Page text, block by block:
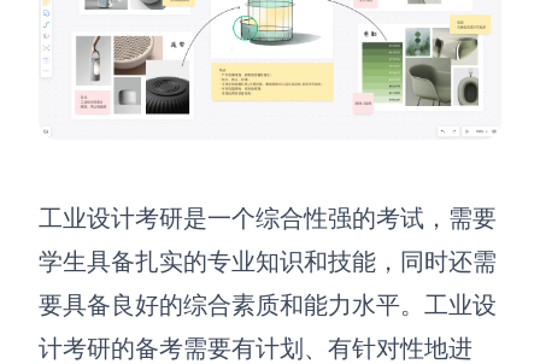
工业设计考研是一个综合性强的考试，需要
学生具备扎实的专业知识和技能，同时还需
要具备良好的综合素质和能力水平。工业设
计考研的备考需要有计划、有针对性地进